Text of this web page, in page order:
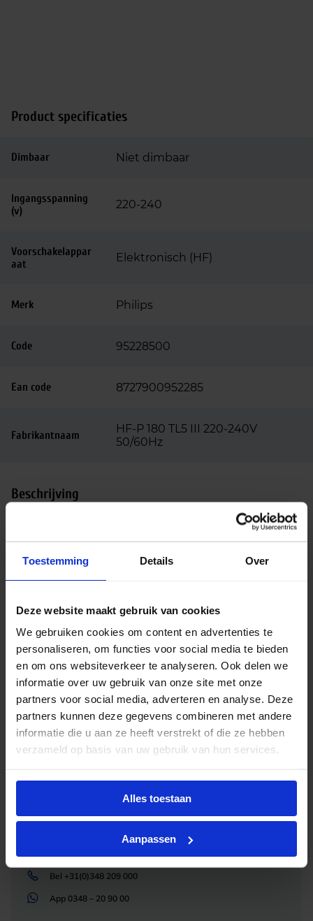
Toestemming Details Over
Deze website maakt gebruik van cookies
We gebruiken cookies om content en advertenties te
personaliseren, om functies voor social media te bieden
en om ons websiteverkeer te analyseren. Ook delen we
informatie over uw gebruik van onze site met onze
partners voor social media, adverteren en analyse. Deze
partners kunnen deze gegevens combineren met andere
informatie die u aan ze heeft verstrekt of die ze hebben
verzameld op basis van uw gebruik van hun services.
Alles toestaan
Aanpassen
Product specificaties
Dimbaar Niet dimbaar
Ingangsspanning
(v)
220-240
Voorschakelappar
aat
Elektronisch (HF)
Merk Philips
Code 95228500
Ean code 8727900952285
Fabrikantnaam
HF-P 180 TL5 III 220-240V
50/60Hz
Beschrijving
De Philips HF-Performer III TL5 is een duurzaam,
slank en hoogfrequent elektronisch VSA voor TL5
en TL5 Eco fluorescentielampen. Hij is ideaal voor
robuust ontwerp, voldoet aan alle relevante
energiezuinig.
Advies of hulp nodig?
Heb je advies nodig of ben je op zoek naar
helpen je graag met professioneellichtadvies
en zorgen voor de juiste licht oplossing. Aarzel
niet om contact met ons op te nemen.
Bel +31(0)348 209 000
App 0348 – 20 90 00